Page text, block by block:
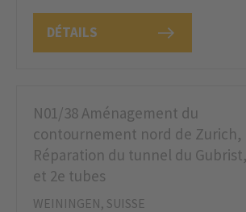
DÉTAILS
N01/38 Aménagement du
contournement nord de Zurich,
Réparation du tunnel du
et 2e tubes
WEININGEN, SUISSE